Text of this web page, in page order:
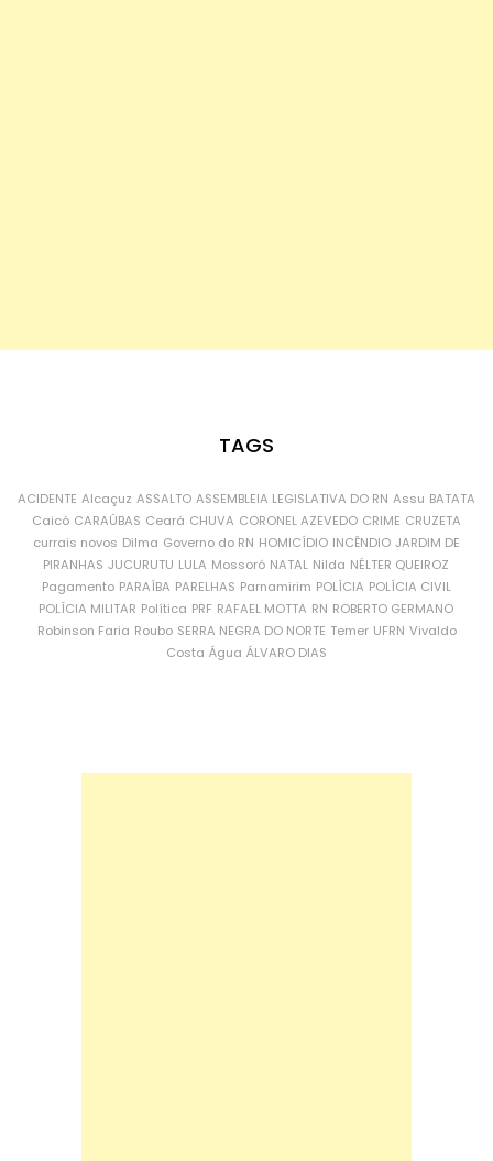
TAGS
ACIDENTE Alcaçuz ASSALTO ASSEMBLEIA LEGISLATIVA DO RN Assu BATATA
Caicó CARAÚBAS Ceará CHUVA CORONEL AZEVEDO CRIME CRUZETA
currais novos Dilma Governo do RN HOMICÍDIO INCÊNDIO JARDIM DE
PIRANHAS JUCURUTU LULA Mossoró NATAL Nilda NÉLTER QUEIROZ
Pagamento PARAÍBA PARELHAS Parnamirim POLÍCIA POLÍCIA CIVIL
POLÍCIA MILITAR Política PRF RAFAEL MOTTA RN ROBERTO GERMANO
Robinson Faria Roubo SERRA NEGRA DO NORTE Temer UFRN Vivaldo
Costa Água ÁLVARO DIAS